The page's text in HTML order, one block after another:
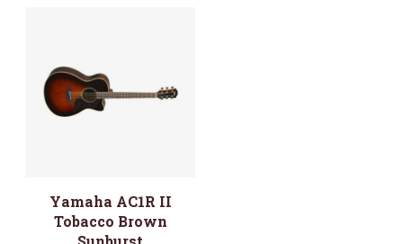
Yamaha AC1R II
Tobacco Brown